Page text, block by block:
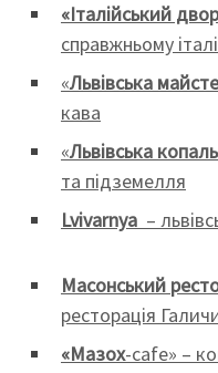
«Італійський
справжньому
«Львівська
кава
«Львівська
та підземелля
Lvivarnya –
Масонський
ресторація
«Мазох-cafe» –